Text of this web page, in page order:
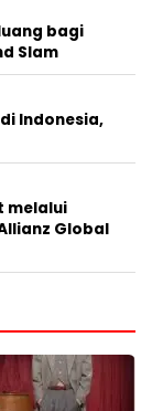
bagi
Slam
di Indonesia,
melalui
Global